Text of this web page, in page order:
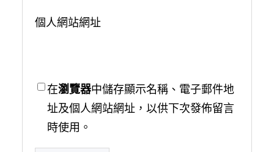
個人網站網址
在瀏覽器中儲存顯示名稱、電子郵件地
址及個人網站網址，以供下次發佈留言
時使用。